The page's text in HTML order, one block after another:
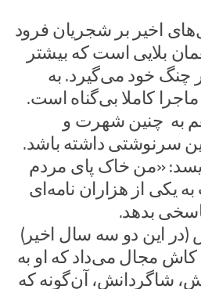
اخیر بر شجریان فرود
بلایی است که بیشتر
چنگ خود می‌گیرد. به
ماجرا کاملا بی‌گناه است.
به چنین شهرت و
سرنوشتی داشته باشد.
«من خاک پای مردم
یکی از هزاران نامه‌ای
بدهد.
این دو سه سال اخیر)
کاش مجال می‌داد که او به
شاگردانش، آن‌گونه که